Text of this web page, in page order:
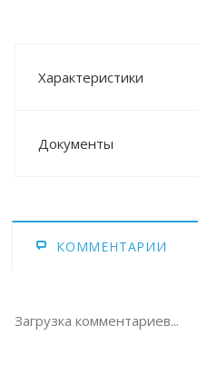
Характеристики
Документы
КОММЕНТАРИИ
Загрузка комментариев...